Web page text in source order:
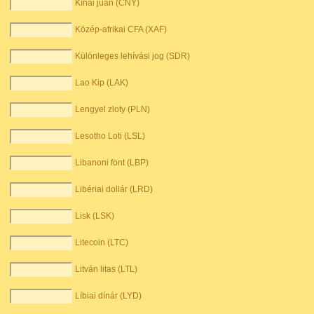
Kínai jüan (CNY)
Közép-afrikai CFA (XAF)
Különleges lehívási jog (SDR)
Lao Kip (LAK)
Lengyel zloty (PLN)
Lesotho Loti (LSL)
Libanoni font (LBP)
Libériai dollár (LRD)
Lisk (LSK)
Litecoin (LTC)
Litván litas (LTL)
Líbiai dínár (LYD)